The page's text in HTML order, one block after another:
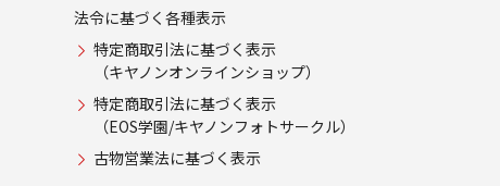
法令に基づく各種表示
特定商取引法に基づく表示
（キヤノンオンラインショップ）
特定商取引法に基づく表示
（EOS学園/キヤノンフォトサークル）
古物営業法に基づく表示